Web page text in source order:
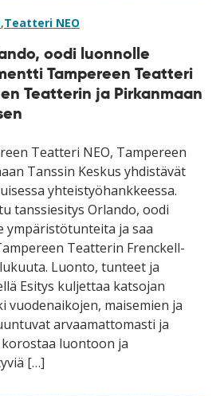
,Teatteri NEO
oodi luonnolle
Tampereen Teatteri
Teatterin ja Pirkanmaan
Teatteri NEO, Tampereen
Tanssin Keskus yhdistävät
yhteistyöhankkeessa.
tanssiesitys Orlando, oodi
ympäristötunteita ja saa
Teatterin Frenckell-
Luonto, tunteet ja
Esitys kuljettaa katsojan
vuodenaikojen, maisemien ja
arvaamattomasti ja
luontoon ja
[…]